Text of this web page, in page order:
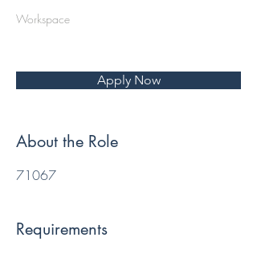
Workspace
Apply Now
About the Role
71067
Requirements